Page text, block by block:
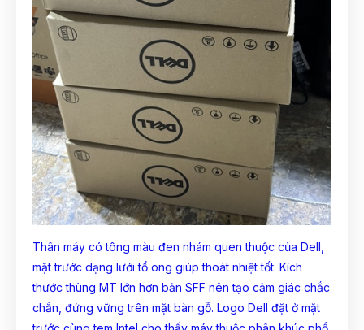
Thân máy có tông màu đen nhám quen thuộc của Dell,
mặt trước dạng lưới tổ ong giúp thoát nhiệt tốt. Kích
thước thùng MT lớn hơn bản SFF nên tạo cảm giác chắc
chắn, đứng vững trên mặt bàn gỗ. Logo Dell đặt ở mặt